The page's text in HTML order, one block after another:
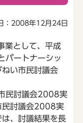
：2008年12月24日
業として、平成
パートナーシッ
い市民討議会
民討議会2008実
民討議会2008実
、討議結果を長